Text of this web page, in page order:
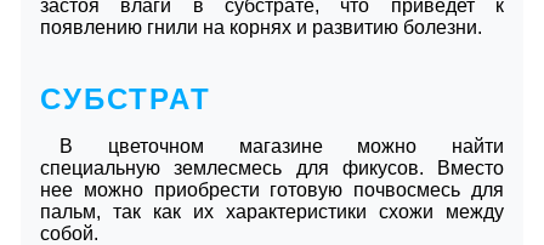
застоя влаги в субстрате, что приведет к
появлению гнили на корнях и развитию болезни.
СУБСТРАТ
В цветочном магазине можно найти
специальную землесмесь для фикусов. Вместо
нее можно приобрести готовую почвосмесь для
пальм, так как их характеристики схожи между
собой.